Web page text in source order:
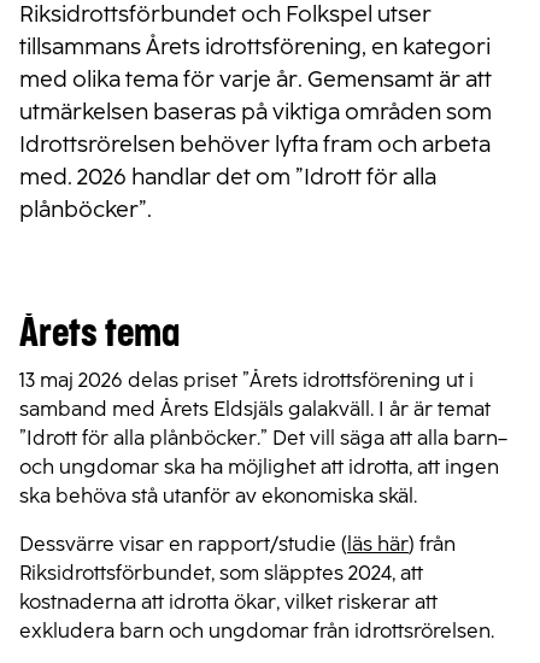
Riksidrottsförbundet och Folkspel utser
tillsammans Årets idrottsförening, en kategori
med olika tema för varje år. Gemensamt är att
utmärkelsen baseras på viktiga områden som
Idrottsrörelsen behöver lyfta fram och arbeta
med. 2026 handlar det om ”Idrott för alla
plånböcker”.
Årets tema
13 maj 2026 delas priset ”Årets idrottsförening ut i
samband med Årets Eldsjäls galakväll. I år är temat
”Idrott för alla plånböcker.” Det vill säga att alla barn–
och ungdomar ska ha möjlighet att idrotta, att ingen
ska behöva stå utanför av ekonomiska skäl.
Dessvärre visar en rapport/studie ( läs här) från
Riksidrottsförbundet, som släpptes 2024, att
kostnaderna att idrotta ökar, vilket riskerar att
exkludera barn och ungdomar från idrottsrörelsen.